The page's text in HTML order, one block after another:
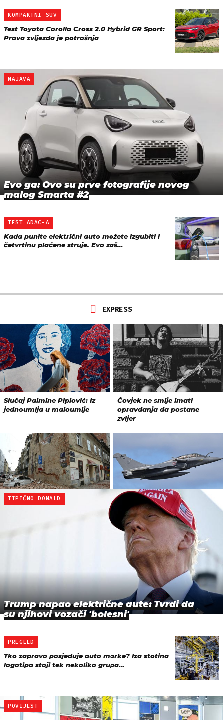
KOMPAKTNI SUV
Test Toyota Corolla Cross 2.0 Hybrid GR Sport:
Prava zvijezda je potrošnja
NAJAVA
Evo ga: Ovo su prve fotografije novog
malog Smarta #2
TEST ADAC-A
Kada punite električni auto možete izgubiti i
četvrtinu plaćene struje. Evo zaš…
TIPIČNO DONALD
Trump napao električne aute: Tvrdi da
su njihovi vozači 'bolesni'
PREGLED
Tko zapravo posjeduje auto marke? Iza stotina
logotipa stoji tek nekoliko grupa…
POVIJEST